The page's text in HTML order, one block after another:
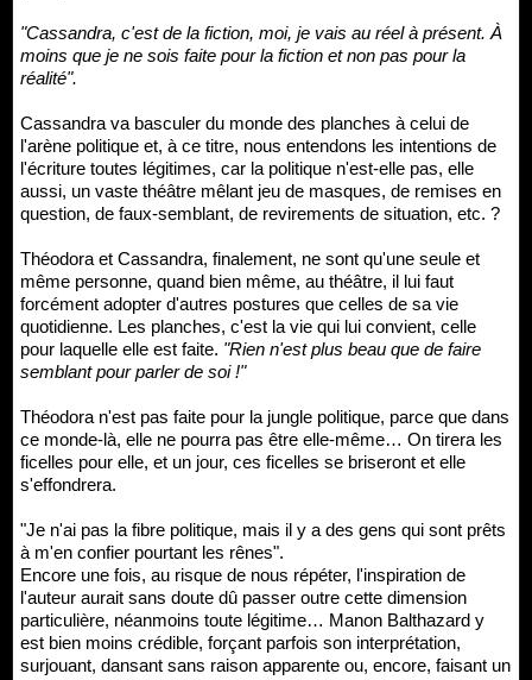
"Cassandra, c'est de la fiction, moi, je vais au réel à présent. À
moins que je ne sois faite pour la fiction et non pas pour la
réalité".
Cassandra va basculer du monde des planches à celui de
l'arène politique et, à ce titre, nous entendons les intentions de
l'écriture toutes légitimes, car la politique n'est-elle pas, elle
aussi, un vaste théâtre mêlant jeu de masques, de remises en
question, de faux-semblant, de revirements de situation, etc. ?
Théodora et Cassandra, finalement, ne sont qu'une seule et
même personne, quand bien même, au théâtre, il lui faut
forcément adopter d'autres postures que celles de sa vie
quotidienne. Les planches, c'est la vie qui lui convient, celle
pour laquelle elle est faite. "Rien n'est plus beau que de faire
semblant pour parler de soi !"
Théodora n'est pas faite pour la jungle politique, parce que dans
ce monde-là, elle ne pourra pas être elle-même… On tirera les
ficelles pour elle, et un jour, ces ficelles se briseront et elle
s'effondrera.
"Je n'ai pas la fibre politique, mais il y a des gens qui sont prêts
à m'en confier pourtant les rênes".
Encore une fois, au risque de nous répéter, l'inspiration de
l'auteur aurait sans doute dû passer outre cette dimension
particulière, néanmoins toute légitime… Manon Balthazard y
est bien moins crédible, forçant parfois son interprétation,
surjouant, dansant sans raison apparente ou, encore, faisant un